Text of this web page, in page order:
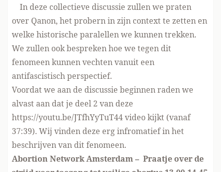
In deze collectieve discussie zullen we praten
over Qanon, het probern in zijn context te zetten en
welke historische paralellen we kunnen trekken.
We zullen ook bespreken hoe we tegen dit
fenomeen kunnen vechten vanuit een
antifascistisch perspectief.
Voordat we aan de discussie beginnen raden we
alvast aan dat je deel 2 van deze
https://youtu.be/JTfhYyTuT44video kijkt (vanaf
37:39). Wij vinden deze erg infromatief in het
beschrijven van dit fenomeen.
Abortion Network Amsterdam – Praatje over de